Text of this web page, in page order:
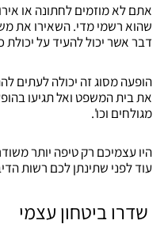
אתם לא מוזמים לחתונה או
שהוא רשמי מדי. השאירו את
דבר אשר יכול להעיד על יכולת
הופעה מסוג זה יכולה לעתים
את בית המשפט ואל תגיעו
מגולחים וכו'.
היו עצמיכם רק טיפה יותר
עוד לפני שתינתן לכם רשות
שדרו ביטחון עצמי